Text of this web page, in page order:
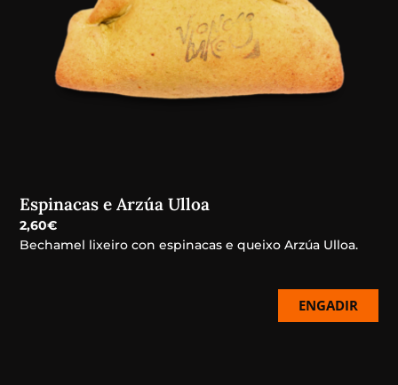
Espinacas e Arzúa Ulloa
2,60€
Bechamel lixeiro con espinacas e queixo Arzúa Ulloa.
ENGADIR